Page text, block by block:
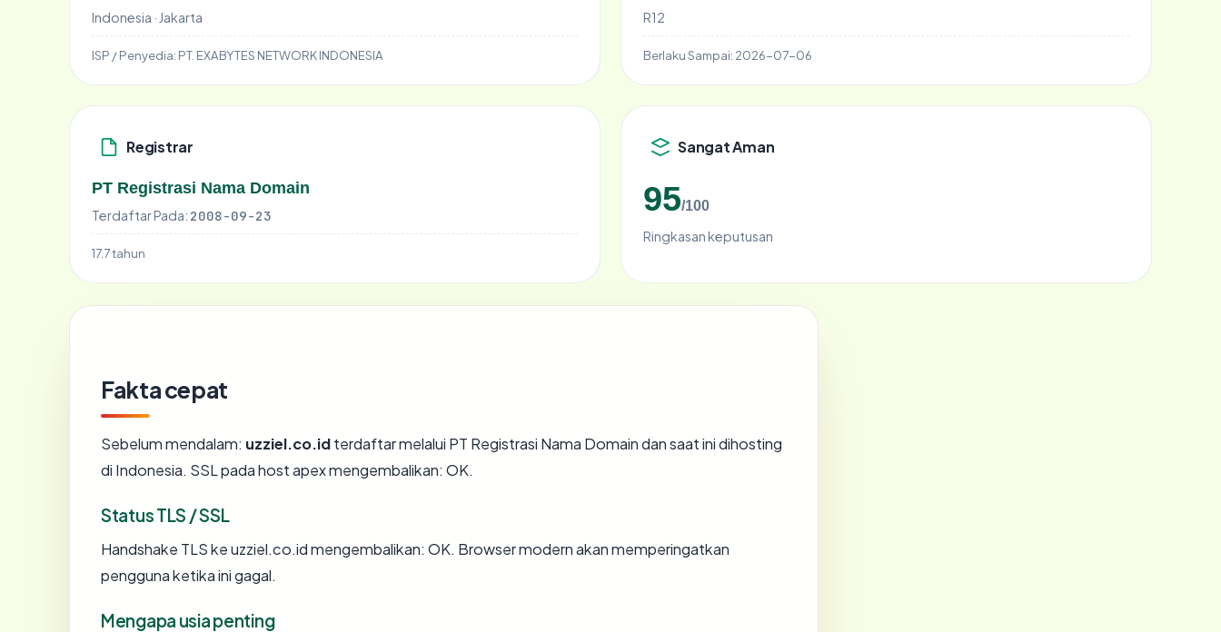
Indonesia · Jakarta
ISP / Penyedia: PT. EXABYTES NETWORK INDONESIA
R12
Berlaku Sampai: 2026-07-06
Registrar
PT Registrasi Nama Domain
Terdaftar Pada: 2008-09-23
17.7 tahun
Sangat Aman
95/100
Ringkasan keputusan
Fakta cepat
Sebelum mendalam: uzziel.co.idterdaftar melalui PT Registrasi Nama Domain dan saat ini dihosting
di Indonesia. SSL pada host apex mengembalikan: OK.
Status TLS / SSL
Handshake TLS ke uzziel.co.id mengembalikan: OK. Browser modern akan memperingatkan
pengguna ketika ini gagal.
Mengapa usia penting